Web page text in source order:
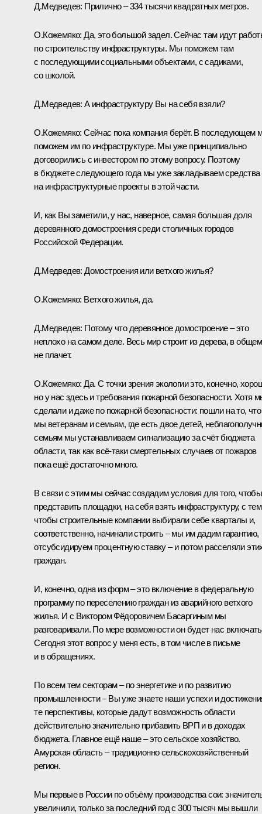
Д.Медведев: Прилично – 334 тысячи квадратных метров.
О.Кожемяко: Да, это большой задел. Сейчас там идут
по строительству инфраструктуры. Мы поможем там
с последующими социальными объектами, с садиками,
со школой.
Д.Медведев: А инфраструктуру Вы на себя взяли?
О.Кожемяко: Сейчас пока компания берёт. В последующем
поможем им по инфраструктуре. Мы уже принципиально
договорились с инвестором по этому вопросу. Поэтому
в бюджете следующего года мы уже закладываем средства
на инфраструктурные проекты в этой части.
И, как Вы заметили, у нас, наверное, самая большая доля
деревянного домостроения среди столичных городов
Российской Федерации.
Д.Медведев:Домостроения или ветхого жилья?
О.Кожемяко: Ветхого жилья, да.
Д.Медведев: Потому что деревянное домостроение – это
неплохо на самом деле. Весь мир строит из дерева, в
не плачет.
О.Кожемяко: Да. С точки зрения экологии это, конечно,
но у нас здесь и требования пожарной безопасности. Хотя
сделали и даже по пожарной безопасности: пошли на то, что
мы ветеранам и семьям, где есть двое детей,
семьям мы устанавливаем сигнализацию за счёт бюджета
области, так как всё‑таки смертельных случаев от пожаров
пока ещё достаточно много.
В связи с этим мы сейчас создадим условия для того, чтобы
представить площадки, на себя взять инфраструктуру, с тем
чтобы строительные компании выбирали себе кварталы и,
соответственно, начинали строить – мы им дадим гарантию,
отсубсидируем процентную ставку – и потом расселяли
граждан.
И, конечно, одна из форм – это включение в федеральную
программу по переселению граждан из аварийного ветхого
жилья. И с Виктором Фёдоровичем Басаргиным мы
разговаривали. По мере возможности он будет нас
Сегодня этот вопрос у меня есть, в том числе в письме
и в обращениях.
По всем тем секторам – по энергетике и по развитию
промышленности – Вы уже знаете наши успехи и
те перспективы, которые дадут возможность области
действительно значительно прибавить ВРП и в доходах
бюджета. Главное ещё наше – это сельское хозяйство.
Амурская область – традиционно сельскохозяйственный
регион.
Мы первые в России по объёму производства сои:
увеличили, только за последний год с 300 тысяч мы вышли